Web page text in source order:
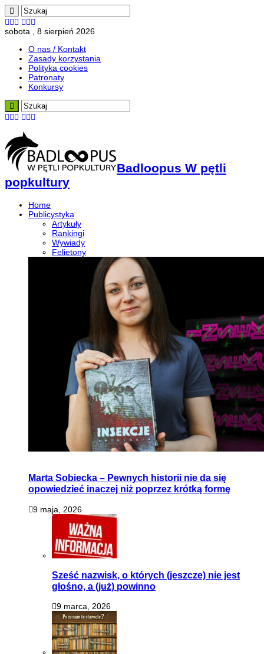
sobota , 8 sierpień 2026
O nas / Kontakt
Zasady korzystania
Polityka cookies
Patronaty
Konkursy
Badloopus W pętli
popkultury
Home
Publicystyka
Artykuły
Rankingi
Wywiady
Felietony
Marta Sobiecka – Pewnych historii nie da się
opowiedzieć inaczej niż poprzez krótką formę
9 maja, 2026
Sześć nazwisk, o których (jeszcze) nie jest
głośno, a (już) powinno
9 marca, 2026